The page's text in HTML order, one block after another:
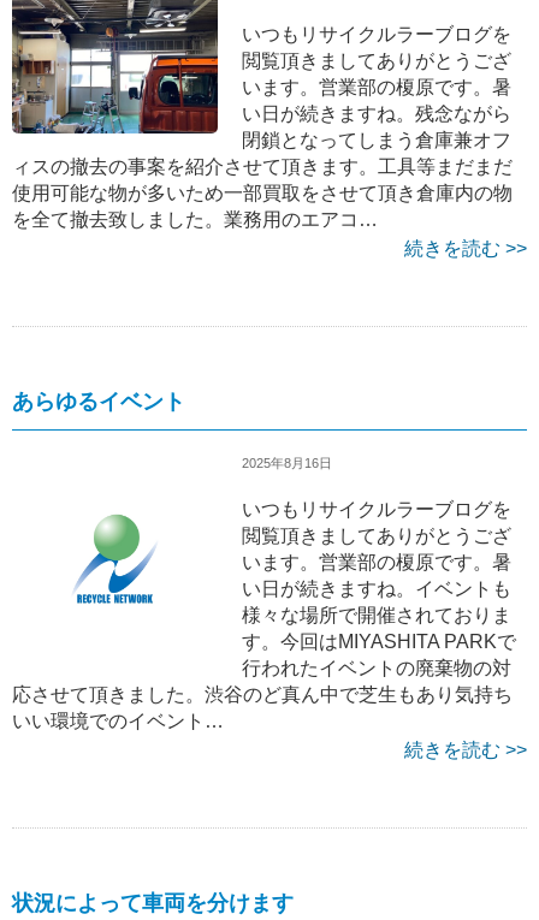
いつもリサイクルラーブログを
閲覧頂きましてありがとうござ
います。営業部の榎原です。暑
い日が続きますね。残念ながら
閉鎖となってしまう倉庫兼オフ
ィスの撤去の事案を紹介させて頂きます。工具等まだまだ
使用可能な物が多いため一部買取をさせて頂き倉庫内の物
を全て撤去致しました。業務用のエアコ…
続きを読む >>
あらゆるイベント
2025年8月16日
いつもリサイクルラーブログを
閲覧頂きましてありがとうござ
います。営業部の榎原です。暑
い日が続きますね。イベントも
様々な場所で開催されておりま
す。今回はMIYASHITA PARKで
行われたイベントの廃棄物の対
応させて頂きました。渋谷のど真ん中で芝生もあり気持ち
いい環境でのイベント…
続きを読む >>
状況によって車両を分けます